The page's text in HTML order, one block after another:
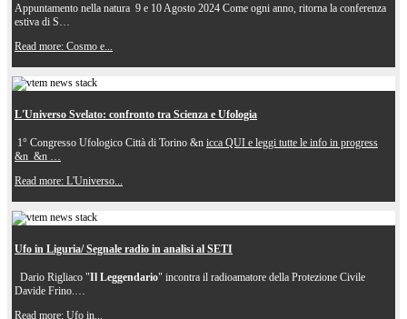
Appuntamento nella natura 9 e 10 Agosto 2024 Come ogni anno, ritorna la conferenza
estiva di S…
Read more: Cosmo e...
L'Universo Svelato: confronto tra Scienza e Ufologia
1° Congresso Ufologico Città di Torino &n icca QUI e leggi tutte le info in progress
&n &n …
Read more: L'Universo...
Ufo in Liguria/ Segnale radio in analisi al SETI
Dario Rigliaco "Il Leggendario" incontra il radioamatore della Protezione Civile
Davide Frino.…
Read more: Ufo in...